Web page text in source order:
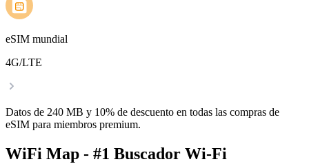
eSIM mundial
4G/LTE
Datos de 240 MB y 10% de descuento en todas las compras de
eSIM para miembros premium.
WiFi Map - #1 Buscador Wi-Fi